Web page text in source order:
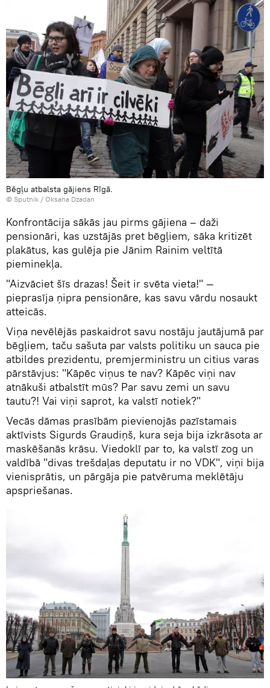
Bēgļu atbalsta gājiens Rīgā.
© Sputnik / Oksana Dzadan
Konfrontācija sākās jau pirms gājiena – daži
pensionāri, kas uzstājās pret bēgļiem, sāka kritizēt
plakātus, kas gulēja pie Jānim Rainim veltītā
pieminekļa.
"Aizvāciet šīs drazas! Šeit ir svēta vieta!" —
pieprasīja ņipra pensionāre, kas savu vārdu nosaukt
atteicās.
Viņa nevēlējās paskaidrot savu nostāju jautājumā par
bēgļiem, taču sašuta par valsts politiku un sauca pie
atbildes prezidentu, premjerministru un citius varas
pārstāvjus: "Kāpēc viņus te nav? Kāpēc viņi nav
atnākuši atbalstīt mūs? Par savu zemi un savu
tautu?! Vai viņi saprot, ka valstī notiek?"
Vecās dāmas prasībām pievienojās pazīstamais
aktīvists Sigurds Graudiņš, kura seja bija izkrāsota ar
maskēšanās krāsu. Viedoklī par to, ka valstī zog un
valdībā "divas trešdaļas deputatu ir no VDK", viņi bija
vienisprātis, un pārgāja pie patvēruma meklētāju
apspriešanas.